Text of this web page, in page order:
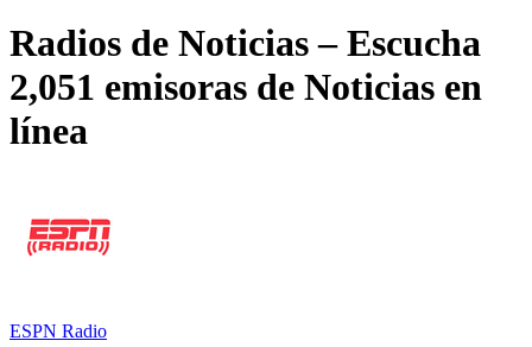
Radios de Noticias – Escucha
2,051 emisoras de Noticias en
línea
ESPN Radio